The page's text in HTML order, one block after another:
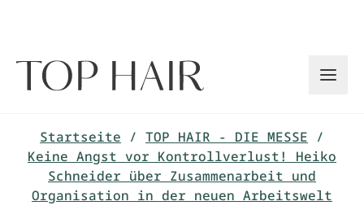
Startseite / TOP HAIR - DIE MESSE /
Keine Angst vor Kontrollverlust! Heiko
Schneider über Zusammenarbeit und
Organisation in der neuen Arbeitswelt